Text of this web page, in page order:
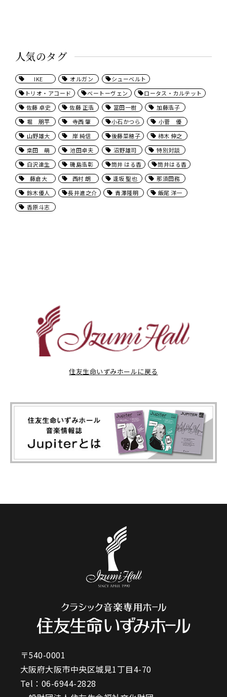
人気のタグ
IKE オルガン
シューベルト
トリオ・アコード
ベートーヴェン
ロータス・カルテット
佐藤 卓史
佐藤 正浩 冨田一樹
加藤浩子
堀 朋平
寺西 肇 小石かつら
小菅 優
山野雄大
岸 純信 後藤菜穂子
柿木 伸之
桒田 萌
池田卓夫 沼野雄司
特別対談
白沢達生
磯島浩彰 筒井 はる香
筒井はる香
藤倉大
西村 朗 逢坂 聖也
那須田務
鈴木優人
長井進之介 青澤隆明
飯尾 洋一
香原斗志
住友生命いずみホールに戻る
〒540-0001
大阪府大阪市中央区城見1丁目4-70
Tel： 06-6944-2828